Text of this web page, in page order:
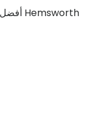
قبل أن يكون بطل Marvel: أفضل 5 أفلام لكريس Hemsworth